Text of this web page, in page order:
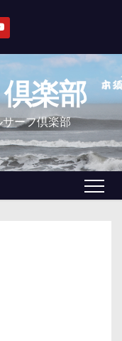
楽部
ーフ倶楽部